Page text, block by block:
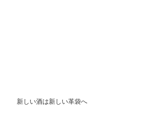
新しい酒は新しい革袋へ